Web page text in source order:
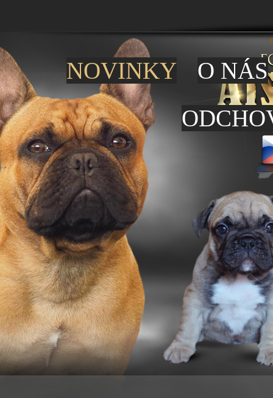
NOVINKY
O NÁS